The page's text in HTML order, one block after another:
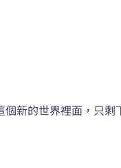
個新的世界裡面，只剩